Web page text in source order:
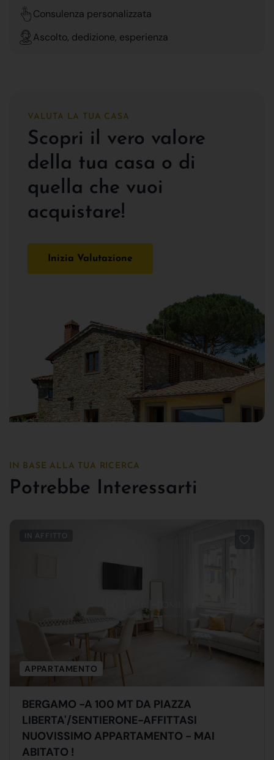
Consulenza personalizzata
Ascolto, dedizione, esperienza
VALUTA LA TUA CASA
Scopri il vero valore
della tua casa o di
quella che vuoi
acquistare!
Inizia Valutazione
IN BASE ALLA TUA RICERCA
Potrebbe Interessarti
IN AFFITTO
APPARTAMENTO
BERGAMO -A 100 MT DA PIAZZA
LIBERTA'/SENTIERONE-AFFITTASI
NUOVISSIMO APPARTAMENTO - MAI
ABITATO !